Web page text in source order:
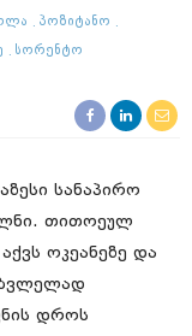
Პოზიტანო
Სორენტო
სანაპირო
თითოეულ
ოკეანეზე და
დროს